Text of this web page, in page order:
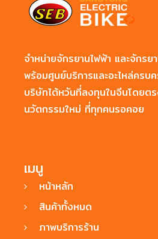
จำหน่ายจักรยานไฟฟ้า และจักรย
พร้อมศูนย์บริการและอะไหล่ครบ
บริษัทไต้หวันที่ลงทุนในจีนโดยต
นวัตกรรมใหม่ ที่ทุกคนรอคอย
เมนู
หน้าหลัก
สินค้าทั้งหมด
ภาพบริการร้าน